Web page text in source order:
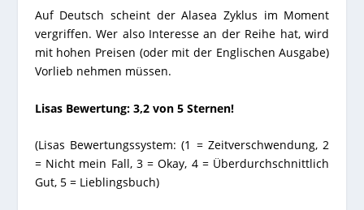
Auf Deutsch scheint der Alasea Zyklus im Moment
vergriffen. Wer also Interesse an der Reihe hat, wird
mit hohen Preisen (oder mit der Englischen Ausgabe)
Vorlieb nehmen müssen.
Lisas Bewertung: 3,2 von 5 Sternen!
(Lisas Bewertungssystem: (1 = Zeitverschwendung, 2
= Nicht mein Fall, 3 = Okay, 4 = Überdurchschnittlich
Gut, 5 = Lieblingsbuch)